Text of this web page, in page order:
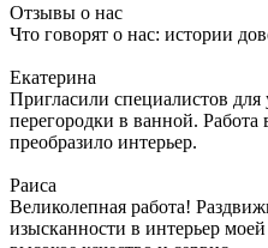
Отзывы о нас
Что говорят о нас: истории
Екатерина
Пригласили специалистов для
перегородки в ванной. Работа
преобразило интерьер.
Раиса
Великолепная работа!
изысканности в интерьер